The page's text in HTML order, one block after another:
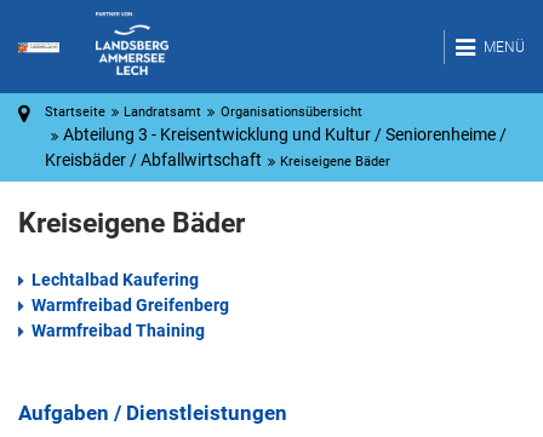
MENÜ
Startseite Landratsamt Organisationsübersicht
Abteilung 3 - Kreisentwicklung und Kultur / Seniorenheime /
Kreisbäder / Abfallwirtschaft
Kreiseigene Bäder
Kreiseigene Bäder
Lechtalbad Kaufering
Warmfreibad Greifenberg
Warmfreibad Thaining
Aufgaben / Dienstleistungen